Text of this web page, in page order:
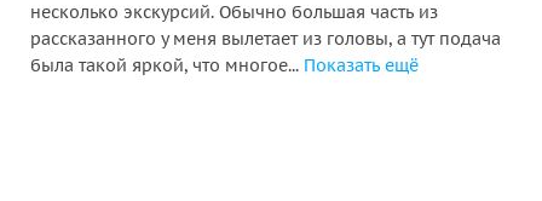
несколько экскурсий. Обычно большая часть из
рассказанного у меня вылетает из головы, а тут подача
была такой яркой, что многое... Показать ещё